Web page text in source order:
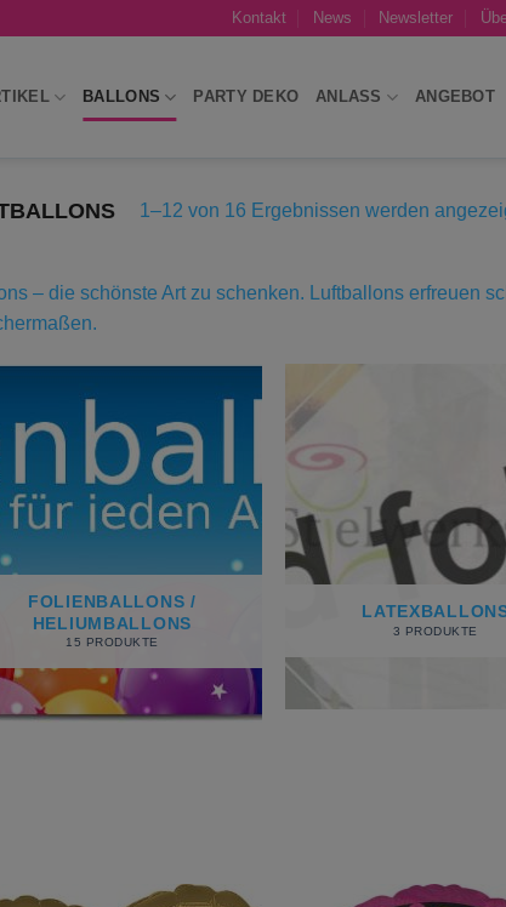
Kontakt News Newsletter
BALLONS PARTY DEKO ANLASS ANGEBOT
1–12 von 16 Ergebnissen werden
– die schönste Art zu schenken. Luftballons erfreuen
FOLIENBALLONS /
HELIUMBALLONS
15 PRODUKTE
3 PRODUKTE